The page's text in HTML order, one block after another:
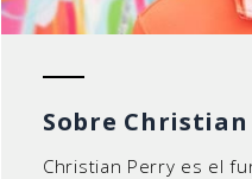
Sobre
Christian Perry es el